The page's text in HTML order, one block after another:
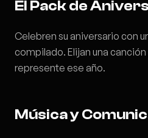
El Pack de
Celebren su aniversario con
compilado. Elijan una
represente ese año.
Música y